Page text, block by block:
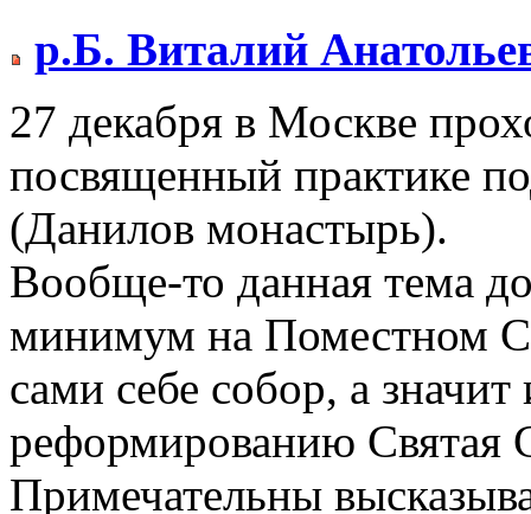
р.Б. Виталий
27 декабря в Москве
посвященный практике
(Данилов монастырь).
Вообще-то данная тема
минимум на Поместном
сами себе собор, а
реформированию Святая
Примечательны